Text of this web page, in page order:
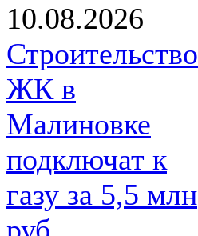
10.08.2026
Строительство
ЖК в
Малиновке
подключат к
газу за 5,5 млн